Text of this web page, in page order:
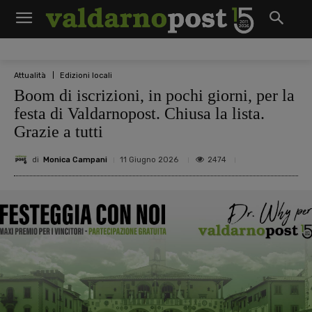
Attualità Edizioni locali
Boom di iscrizioni, in pochi giorni, per la
festa di Valdarnopost. Chiusa la lista.
Grazie a tutti
di Monica Campani 11 Giugno 2026 2474